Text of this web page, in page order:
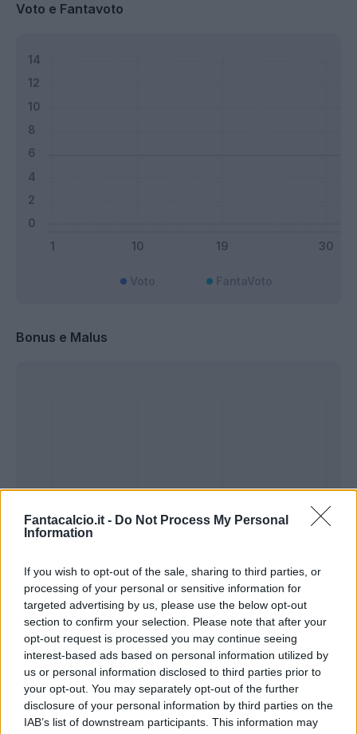
Fantacalcio.it - Do Not Process My Personal
Information
If you wish to opt-out of the sale, sharing to third parties, or
processing of your personal or sensitive information for
targeted advertising by us, please use the below opt-out
section to confirm your selection. Please note that after your
opt-out request is processed you may continue seeing
interest-based ads based on personal information utilized by
us or personal information disclosed to third parties prior to
your opt-out. You may separately opt-out of the further
disclosure of your personal information by third parties on the
IAB’s list of downstream participants. This information may
Voto e Fantavoto
Bonus e Malus
Bonus Malus
Presenze a
voto